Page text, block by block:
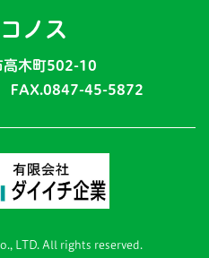
ノス
木町502-10
FAX.0847-45-5872
LTD. All rights reserved.